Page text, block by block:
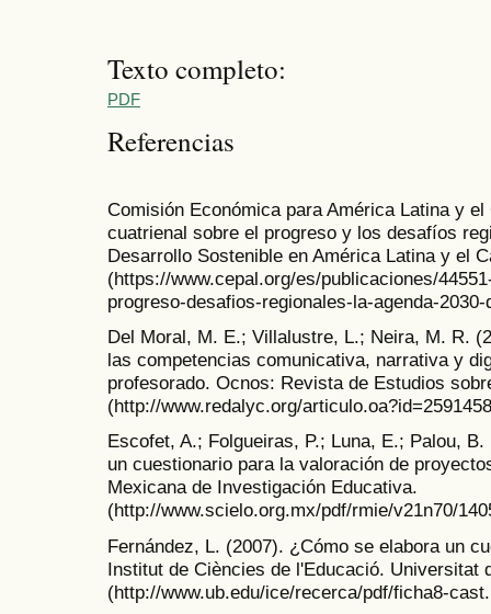
Texto completo:
PDF
Referencias
Comisión Económica para América Latina y
cuatrienal sobre el progreso y los desafíos
Desarrollo Sostenible en América Latina y el
(https://www.cepal.org/es/publicaciones/
progreso-desafios-regionales-la-agenda-
Del Moral, M. E.; Villalustre, L.; Neira, M. R.
las competencias comunicativa, narrativa y
profesorado. Ocnos: Revista de Estudios
(http://www.redalyc.org/
Escofet, A.; Folgueiras, P.; Luna, E.; Palou,
un cuestionario para la valoración de
Mexicana de Investigación Educativa.
(http://www.scielo.org.mx/pdf/rmie/v21n70/
Fernández, L. (2007). ¿Cómo se elabora un
Institut de Ciències de l'Educació. Universitat
(http://www.ub.edu/ice/recerca/pdf/ficha8-